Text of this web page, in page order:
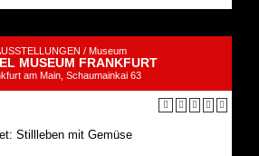
/ Museum
MUSEUM FRANKFURT
am Main, Schaumainkai 63
Stillleben mit Gemüse